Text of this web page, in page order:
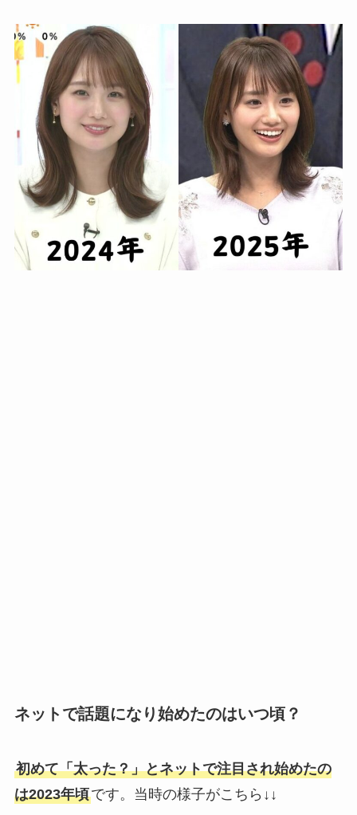
ネットで話題になり始めたのはいつ頃？
初めて「太った？」とネットで注目され始めたの
は2023年頃です。当時の様子がこちら↓↓